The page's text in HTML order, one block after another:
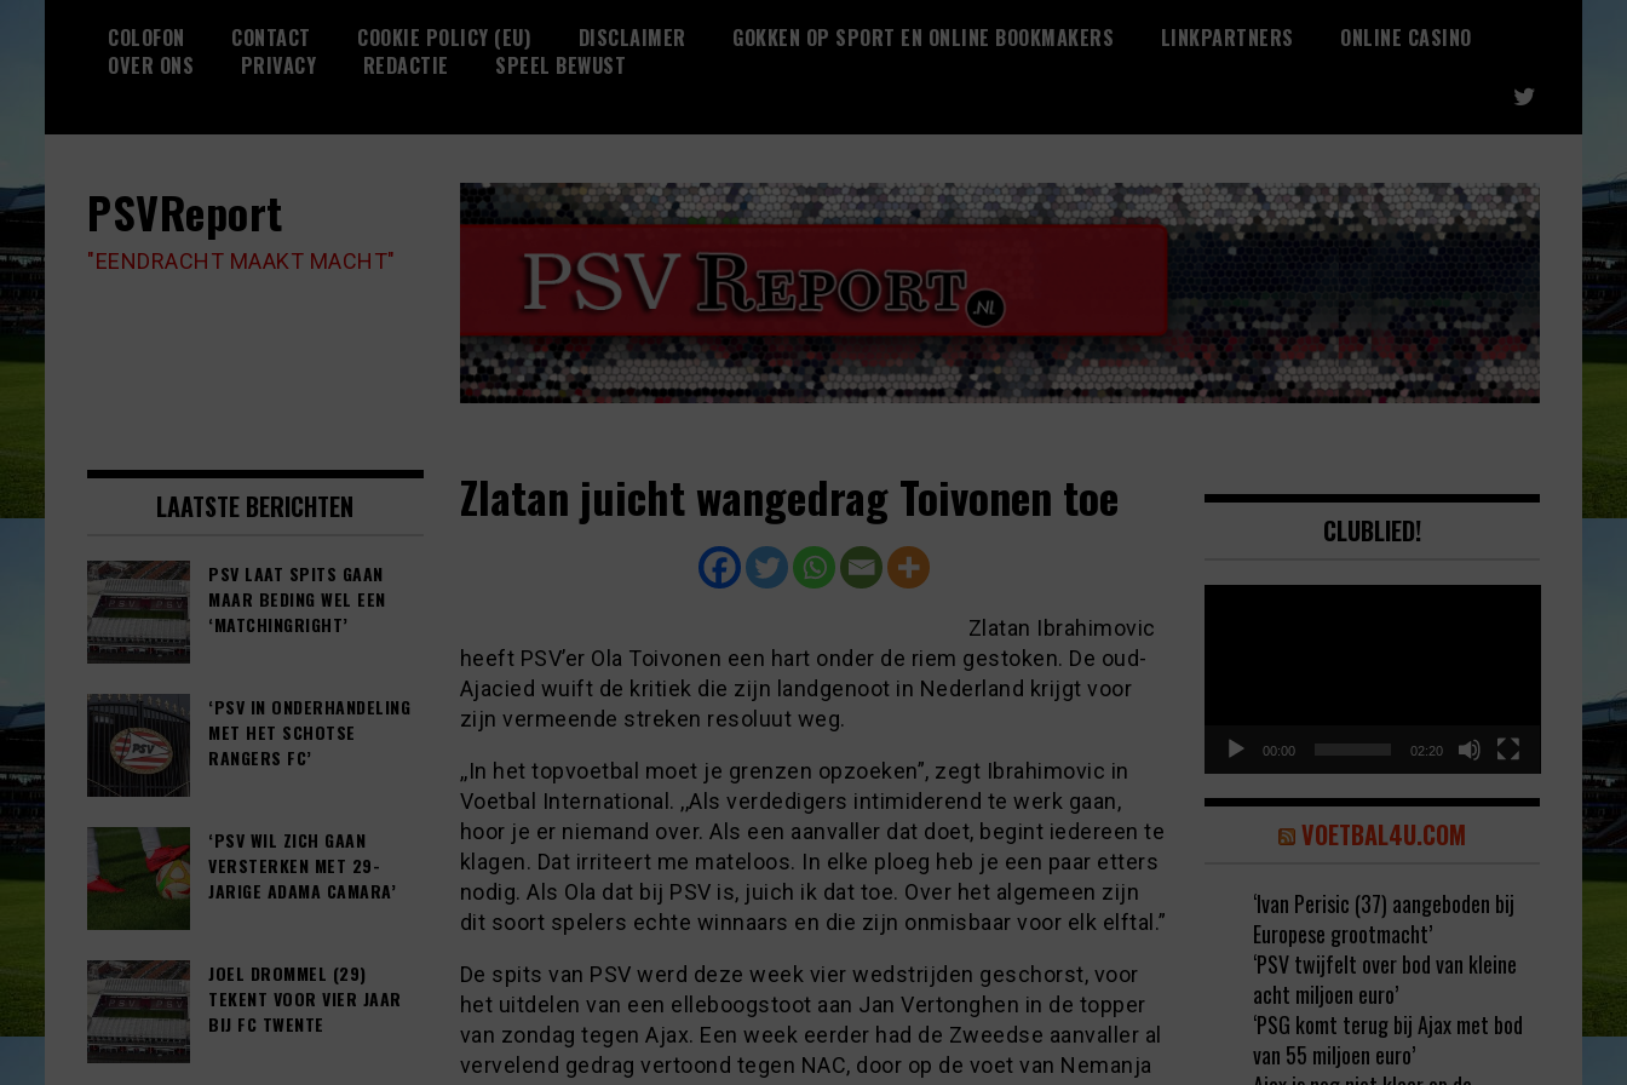
COLOFON CONTACT COOKIE POLICY (EU) DISCLAIMER GOKKEN OP SPORT EN ONLINE BOOKMAKERS LINKPARTNERS
ONLINE CASINO
OVER ONS
PRIVACY REDACTIE SPEEL BEWUST
PSVReport
"EENDRACHT MAAKT MACHT"
Zlatan juicht wangedrag Toivonen toe
Zlatan Ibrahimovic
heeft PSV’er Ola Toivonen een hart onder de riem gestoken. De oud-
Ajacied wuift de kritiek die zijn landgenoot in Nederland krijgt voor
zijn vermeende streken resoluut weg.
,,In het topvoetbal moet je grenzen opzoeken”, zegt Ibrahimovic in
Voetbal International. ,,Als verdedigers intimiderend te werk gaan,
hoor je er niemand over. Als een aanvaller dat doet, begint iedereen te
klagen. Dat irriteert me mateloos. In elke ploeg heb je een paar etters
nodig. Als Ola dat bij PSV is, juich ik dat toe. Over het algemeen zijn
dit soort spelers echte winnaars en die zijn onmisbaar voor elk elftal.”
De spits van PSV werd deze week vier wedstrijden geschorst, voor
het uitdelen van een elleboogstoot aan Jan Vertonghen in de topper
van zondag tegen Ajax. Een week eerder had de Zweedse aanvaller al
vervelend gedrag vertoond tegen NAC, door op de voet van Nemanja
LAATSTE BERICHTEN
PSV LAAT SPITS GAAN
MAAR BEDING WEL EEN
‘MATCHINGRIGHT’
‘PSV IN ONDERHANDELING
MET HET SCHOTSE
RANGERS FC’
‘PSV WIL ZICH GAAN
VERSTERKEN MET 29-
JARIGE ADAMA CAMARA’
JOEL DROMMEL (29)
TEKENT VOOR VIER JAAR
BIJ FC TWENTE
CLUBLIED!
00:00 02:20
VOETBAL4U.COM
‘Ivan Perisic (37) aangeboden bij
Europese grootmacht’
‘PSV twijfelt over bod van kleine
acht miljoen euro’
‘PSG komt terug bij Ajax met bod
van 55 miljoen euro’